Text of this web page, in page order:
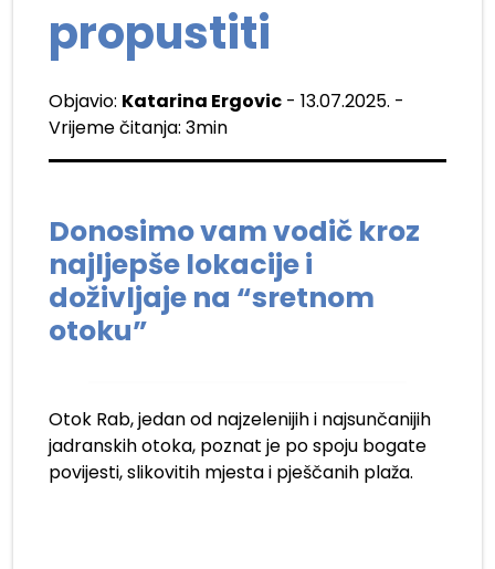
propustiti
Objavio: Katarina Ergovic - 13.07.2025. -
Vrijeme čitanja: 3min
Donosimo vam vodič kroz
najljepše lokacije i
doživljaje na “sretnom
otoku”
Otok Rab, jedan od najzelenijih i najsunčanijih
jadranskih otoka, poznat je po spoju bogate
povijesti, slikovitih mjesta i pješčanih plaža.